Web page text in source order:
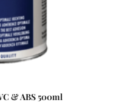
& ABS 500ml